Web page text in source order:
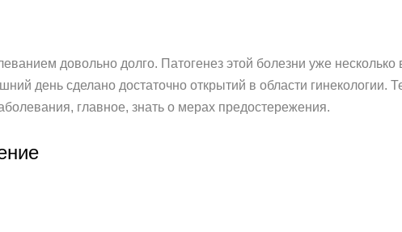
довольно долго. Патогенез этой болезни уже
день сделано достаточно открытий в области гинекологии.
главное, знать о мерах предостережения.